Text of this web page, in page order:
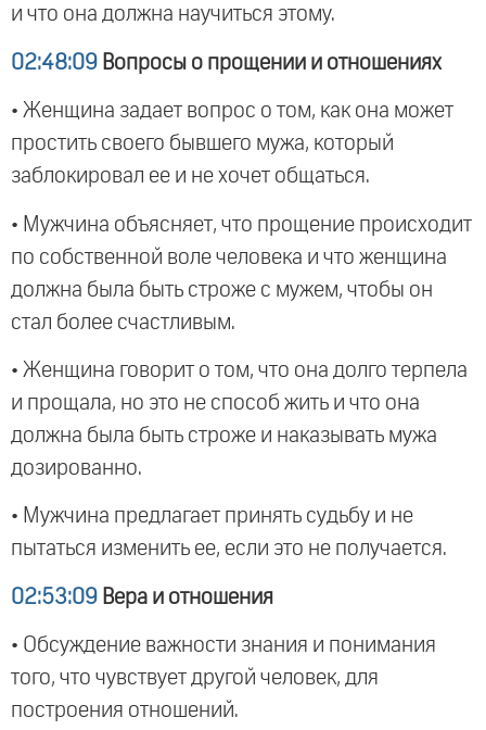
и что она должна научиться этому.
02:48:09 Вопросы о прощении и отношениях
• Женщина задает вопрос о том, как она может
простить своего бывшего мужа, который
заблокировал ее и не хочет общаться.
• Мужчина объясняет, что прощение происходит
по собственной воле человека и что женщина
должна была быть строже с мужем, чтобы он
стал более счастливым.
• Женщина говорит о том, что она долго терпела
и прощала, но это не способ жить и что она
должна была быть строже и наказывать мужа
дозированно.
• Мужчина предлагает принять судьбу и не
пытаться изменить ее, если это не получается.
02:53:09 Вера и отношения
• Обсуждение важности знания и понимания
того, что чувствует другой человек, для
построения отношений.